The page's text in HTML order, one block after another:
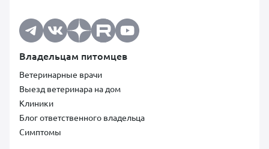
Владельцам питомцев
Ветеринарные врачи
Выезд ветеринара на дом
Клиники
Блог ответственного владельца
Симптомы